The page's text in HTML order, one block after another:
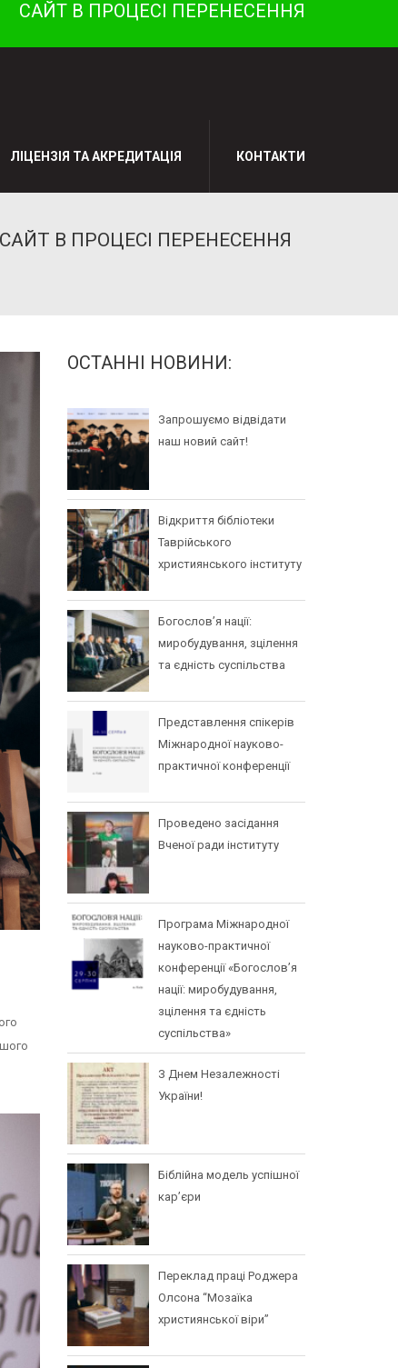
САЙТ В ПРОЦЕСІ ПЕРЕНЕСЕННЯ
ЛІЦЕНЗІЯ ТА АКРЕДИТАЦІЯ КОНТАКТИ
САЙТ В ПРОЦЕСІ ПЕРЕНЕСЕННЯ
ОСТАННІ НОВИНИ:
Запрошуємо відвідати
наш новий сайт!
Відкриття бібліотеки
Таврійського
християнського інституту
Богослов’я нації:
миробудування, зцілення
та єдність суспільства
Представлення спікерів
Міжнародної науково-
практичної конференції
Проведено засідання
Вченої ради інституту
Програма Міжнародної
науково-практичної
конференції «Богослов’я
нації: миробудування,
зцілення та єдність
суспільства»
З Днем Незалежності
України!
Біблійна модель успішної
кар’єри
Переклад праці Роджера
Олсона “Мозаїка
християнської віри”